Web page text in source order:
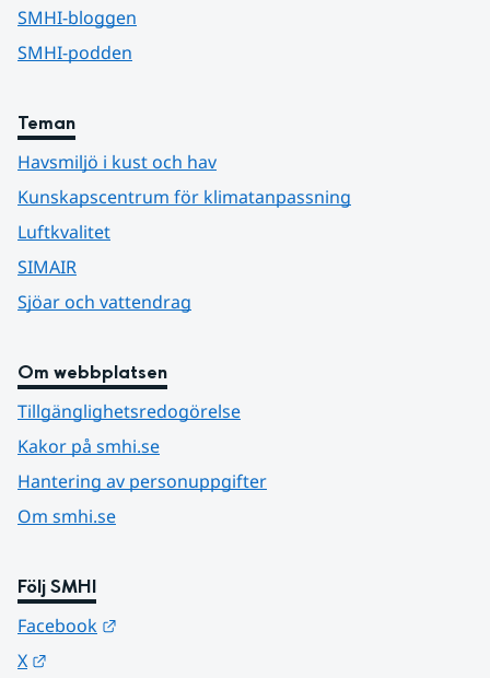
SMHI-bloggen
SMHI-podden
Teman
Havsmiljö i kust och hav
Kunskapscentrum för klimatanpassning
Luftkvalitet
SIMAIR
Sjöar och vattendrag
Om webbplatsen
Tillgänglighetsredogörelse
Kakor på smhi.se
Hantering av personuppgifter
Om smhi.se
Följ SMHI
Facebook
X